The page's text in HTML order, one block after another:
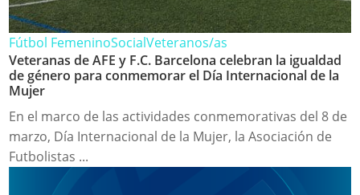
Fútbol FemeninoSocialVeteranos/as
Veteranas de AFE y F.C. Barcelona celebran la igualdad
de género para conmemorar el Día Internacional de la
Mujer
En el marco de las actividades conmemorativas del 8 de
marzo, Día Internacional de la Mujer, la Asociación de
Futbolistas ...